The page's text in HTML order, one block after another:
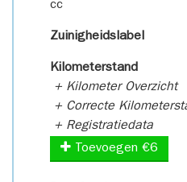
cc
Zuinigheidslabel
Kilometerstand
+ Kilometer Overzicht
+ Correcte
+ Registratiedata
Toevoegen €6